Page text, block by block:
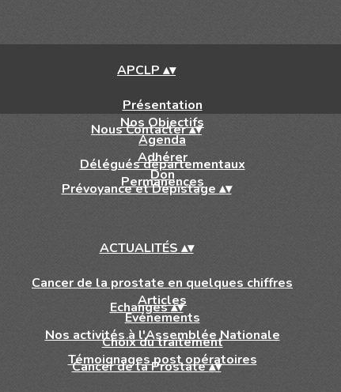
APCLP ▴▾
Présentation
Nos Objectifs
Agenda
Adhérer
Don
Nous Contacter▴▾
Délégués départementaux
Permanences
Prévoyance et Dépistage ▴▾
ACTUALITÉS ▴▾
Cancer de la prostate en quelques chiffres
Articles
Evénements
Nos activités à l'Assemblée Nationale
Echanges▴▾
Choix du traitement
Témoignages post opératoires
Cancer de la Prostate▴▾